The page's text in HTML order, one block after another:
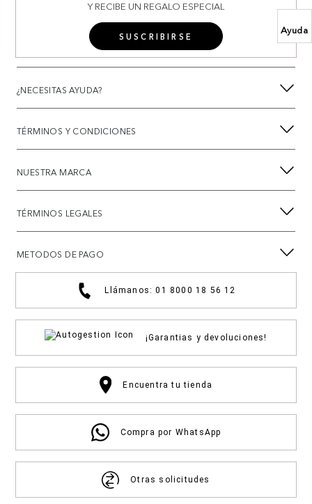
Ayuda
Y RECIBE UN REGALO ESPECIAL
SUSCRIBIRSE
¿NECESITAS AYUDA?
TÉRMINOS Y CONDICIONES
NUESTRA MARCA
TÉRMINOS LEGALES
METODOS DE PAGO
Llámanos: 01 8000 18 56 12
¡Garantias y devoluciones!
Encuentra tu tienda
Compra por WhatsApp
Otras solicitudes